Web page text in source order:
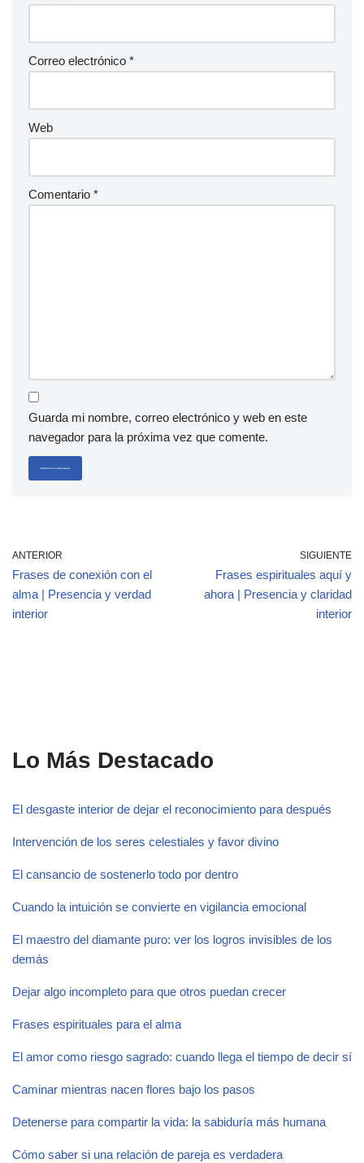
Correo electrónico *
Web
Comentario *
Guarda mi nombre, correo electrónico y web en este
navegador para la próxima vez que comente.
ANTERIOR
Frases de conexión con el
alma | Presencia y verdad
interior
SIGUIENTE
Frases espirituales aquí y
ahora | Presencia y claridad
interior
Lo Más Destacado
El desgaste interior de dejar el reconocimiento para después
Intervención de los seres celestiales y favor divino
El cansancio de sostenerlo todo por dentro
Cuando la intuición se convierte en vigilancia emocional
El maestro del diamante puro: ver los logros invisibles de los
demás
Dejar algo incompleto para que otros puedan crecer
Frases espirituales para el alma
El amor como riesgo sagrado: cuando llega el tiempo de decir sí
Caminar mientras nacen flores bajo los pasos
Detenerse para compartir la vida: la sabiduría más humana
Cómo saber si una relación de pareja es verdadera